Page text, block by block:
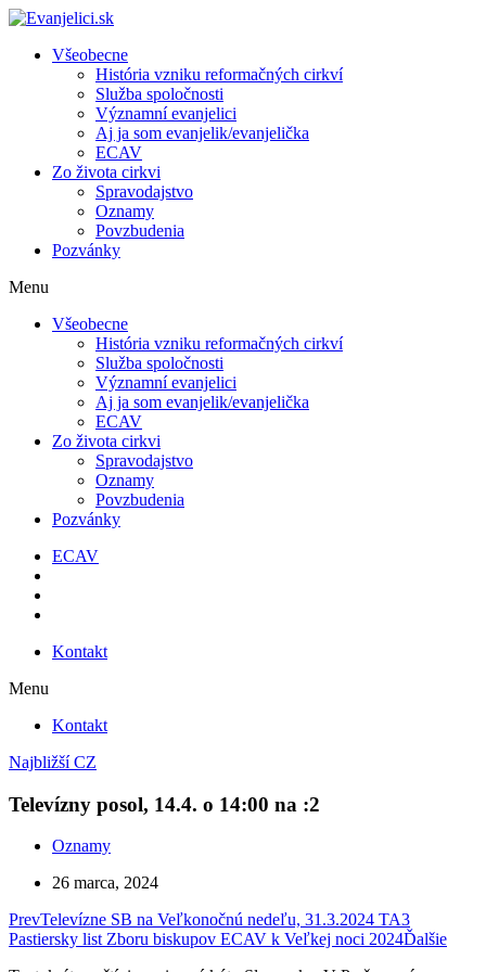
Všeobecne
História vzniku reformačných cirkví
Služba spoločnosti
Významní evanjelici
Aj ja som evanjelik/evanjelička
ECAV
Zo života cirkvi
Spravodajstvo
Oznamy
Povzbudenia
Pozvánky
Menu
Všeobecne
História vzniku reformačných cirkví
Služba spoločnosti
Významní evanjelici
Aj ja som evanjelik/evanjelička
ECAV
Zo života cirkvi
Spravodajstvo
Oznamy
Povzbudenia
Pozvánky
ECAV
Kontakt
Menu
Kontakt
Najbližší CZ
Televízny posol, 14.4. o 14:00 na :2
Oznamy
26 marca, 2024
PrevTelevízne SB na Veľkonočnú nedeľu, 31.3.2024 TA3
Pastiersky list Zboru biskupov ECAV k Veľkej noci 2024Ďalšie